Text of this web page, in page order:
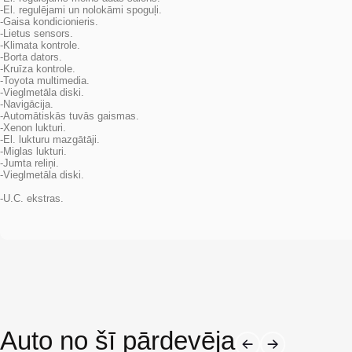
-El. regulējami un nolokāmi spoguļi.
-Gaisa kondicionieris.
-Lietus sensors.
-Klimata kontrole.
-Borta dators.
-Kruīza kontrole.
-Toyota multimedia.
-Vieglmetāla diski.
-Navigācija.
-Automātiskās tuvās gaismas.
-Xenon lukturi.
-El. lukturu mazgātāji.
-Miglas lukturi.
-Jumta reliņi.
-Vieglmetāla diski.
-U.C. ekstras.
Auto no šī pārdevēja